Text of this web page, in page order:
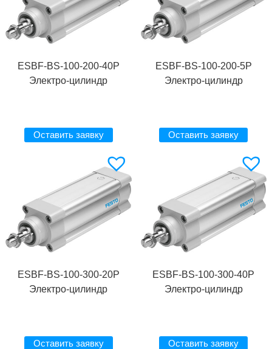
ESBF-BS-100-200-40P
Электро-цилиндр
Оставить заявку
ESBF-BS-100-200-5P
Электро-цилиндр
Оставить заявку
ESBF-BS-100-300-20P
Электро-цилиндр
Оставить заявку
ESBF-BS-100-300-40P
Электро-цилиндр
Оставить заявку